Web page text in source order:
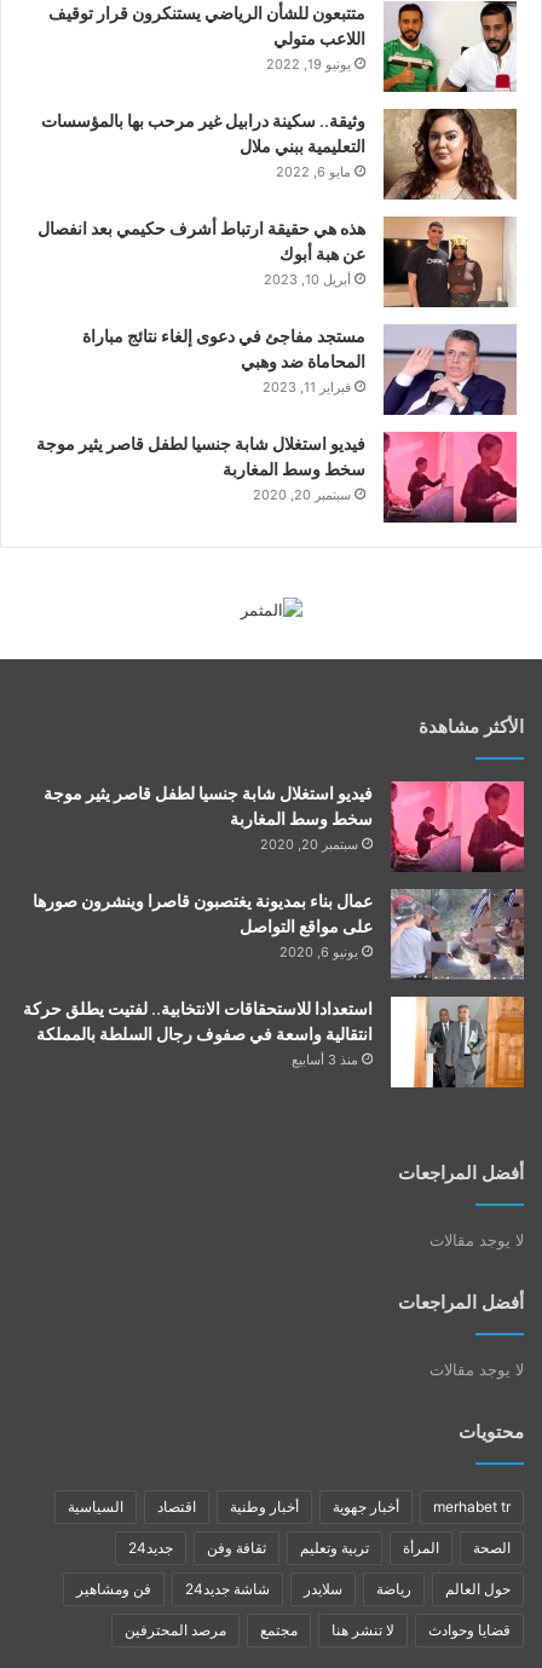
متتبعون للشأن الرياضي يستنكرون قرار توقيف
اللاعب متولي
يونيو 19, 2022
وثيقة.. سكينة درابيل غير مرحب بها بالمؤسسات
التعليمية ببني ملال
مايو 6, 2022
هذه هي حقيقة ارتباط أشرف حكيمي بعد انفصال
عن هبة أبوك
أبريل 10, 2023
مستجد مفاجئ في دعوى إلغاء نتائج مباراة
المحاماة ضد وهبي
فبراير 11, 2023
فيديو استغلال شابة جنسيا لطفل قاصر يثير موجة
سخط وسط المغاربة
سبتمبر 20, 2020
الأكثر مشاهدة
فيديو استغلال شابة جنسيا لطفل قاصر يثير موجة
سخط وسط المغاربة
سبتمبر 20, 2020
عمال بناء بمديونة يغتصبون قاصرا وينشرون صورها
على مواقع التواصل
يونيو 6, 2020
استعدادا للاستحقاقات الانتخابية.. لفتيت يطلق حركة
انتقالية واسعة في صفوف رجال السلطة بالمملكة
منذ 3 أسابيع
أفضل المراجعات
لا يوجد مقالات
أفضل المراجعات
لا يوجد مقالات
محتويات
merhabet tr أخبار جهوية أخبار وطنية اقتصاد السياسية
الصحة المرأة تربية وتعليم ثقافة وفن جديد24
حول العالم رياضة سلايدر شاشة جديد24 فن ومشاهير
قضايا وحوادث لا تنشر هنا مجتمع مرصد المحترفين